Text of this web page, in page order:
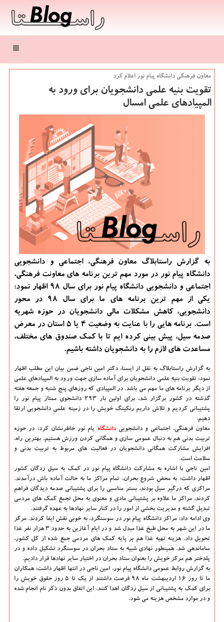
منو
معاون فرهنگی دانشگاه پیام نور اعلام كرد
تقویت بنیه علمی دانشجویان برای ورود به
المپیادهای علمی امسال
به گزارش راستابلاگ معاون فرهنگی، اجتماعی و دانشجویی
دانشگاه پیام نور در مورد مهم ترین برنامه های معاونت فرهنگی،
اجتماعی و دانشجویی دانشگاه پیام نور برای سال ۹۸ اظهار نمود:
یكی از مهم ترین برنامه های ما برای سال ۹۸ در محور
دانشجویی، كاهش مشكلات مالی دانشجویان در حوزه شهریه
است. برنامه هایی را با عنایت به وضعیت ۴ یا ۵ استان در معرض
صدمه سیل، پیش بینی كرده ایم تا با كمك صندوق های مختلف،
مساعدت های لازم را به دانشجویان داشته باشیم.
به گزارش راستابلاگ به نقل از ایسنا، دكتر امین ناجی ضمن بیان این مطلب اظهار
نمود: تقویت بنیه علمی دانشجویان برای آماده سازی جهت ورود به المپیادهای علمی
از دیگر برنامه های ما مهم می باشد. در المپیادی كه روزهای پنج شنبه و جمعه هفته
گذشته در كشور برگزار شد، برای اولین بار ۲۹۳ دانشجوی ممتاز پیام نور را
پشتیبانی كردیم و تلاش داریم رنكینگ خویش را در زمینه علمیِ دانشجویی ارتقا
دهیم.
معاون فرهنگی، اجتماعی و دانشجوییدانشگاه‌ یام نور خاطرنشان كرد: در حوزه
تربیت بدنی هم به دنبال عمومی سازی و همگانی كردن ورزش هستیم. بهترین راه،
افزایش مشاركت همگانی دانشجویان در فعالیت های مربوط به تربیت بدنی و
سلامت است.
امین ناجی با اشاره به مشاركت دانشگاه پیام نور در كمك به سیل زدگان كشور
اظهار داشت: به محض شروع بحران، تمام مراكز ما به حالت آماده باش درآمدند.
مراكزی كه درگیر سیل بودند، بستر مناسبی را برای پشتیبانی صدمه دیدگان فراهم
كردند. مراكز ما علاوه بر پشتیبانی مادی و معنوی به محل تجمع كمك های مردمی
تبدیل گشته و مدیریت بخشی از امور را در كنار سایر نهادها به عهده گرفتند.
وی ادامه داد: مراكز دانشگاه پیام نور در سوسنگرد، به خوبی نقش ایفا كردند. مركز
ما در این شهر به محل طبخ غذا مبدل شد و در ایام آغازین به حدود ۳ هزار نفر غذا
تحویل داد. هزینه تهیه غذا هم بر پایه كمك های مردمی جمع شده از كل كشور،
ساماندهی شد. همینطور نهادی شبیه به ستاد بحران در سوسنگرد تشكیل داده و در
پلدختر هم مركز خویش را بعنوان ستاد بحران در اختیار سایر نهادها قرار دادیم.
به گزارش روابط عمومی دانشگاه پیام نور، امین ناجی در انتها اظهار داشت: همكاران
ما تا روز ۱۶ اردیبهشت ماه ۹۸ فرصت داشتند از یك تا ۵ روز حقوق خویش را
برای كمك به پشتیبانی از سیل زدگان اهدا كنند. این اتفاق بدون ذكر نام انجام شده
و در موارد مشخص هزینه می شود.